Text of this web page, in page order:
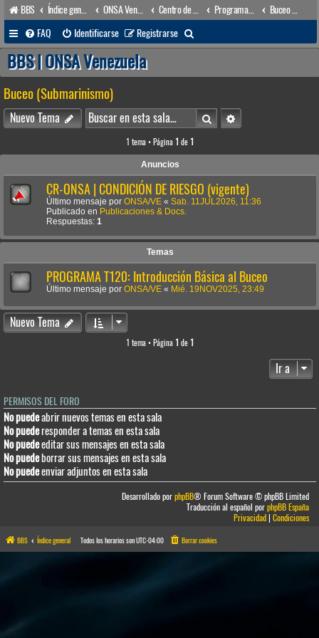
BBS Índice general ONSA Venezuela (acceso público) Programas (Cursos de Adiestramiento & Capacitación)
FAQ
Identificarse Registrarse
u
a
r
BBS | ONSA Venezuela
Buceo (Submarinismo)
Nuevo Tema BuscarBúsqueda avanzada
1 tema • Página 1 de 1
Anuncios
CR-ONSA | CONDICIÓN DE RIESGO (vigente)
Último mensaje por ONSA/VE « Sab. 11JUL2026, 11:36
Publicado en Publicaciones & Docs.
Respuestas: 1
Temas
PROGRAMA T120: Introducción Básica al Buceo
Último mensaje por ONSA/VE « Mié. 19NOV2025, 23:49
Nuevo Tema
1 tema • Página 1 de 1
Ir a
PERMISOS DEL FORO
No puedeabrir nuevos temas en esta sala
No puederesponder a temas en esta sala
No puedeeditar sus mensajes en esta sala
No puedeborrar sus mensajes en esta sala
No puedeenviar adjuntos en esta sala
Desarrollado porphpBB® Forum Software © phpBB Limited
Traducción al español porphpBB España
Privacidad|Condiciones
BBS Índice general Todos los horarios sonUTC-04:00 Borrar cookies